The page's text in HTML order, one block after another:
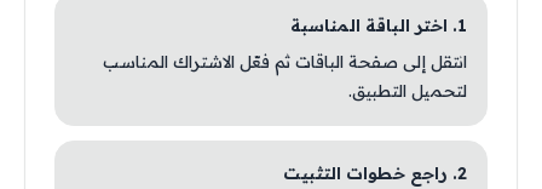
1. اختر الباقة المناسبة
انتقل إلى صفحة الباقات ثم فعّل الاشتراك المناسب
لتحميل التطبيق.
2. راجع خطوات التثبيت